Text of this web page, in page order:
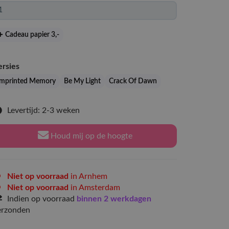
Cadeau papier 3,-
Memory Be My Light Crack Of Dawn
Levertijd: 2-3 weken
Houd mij op de hoogte
Niet op voorraad in Arnhem
Niet op voorraad in Amsterdam
Indien op voorraad binnen 2 werkdagen